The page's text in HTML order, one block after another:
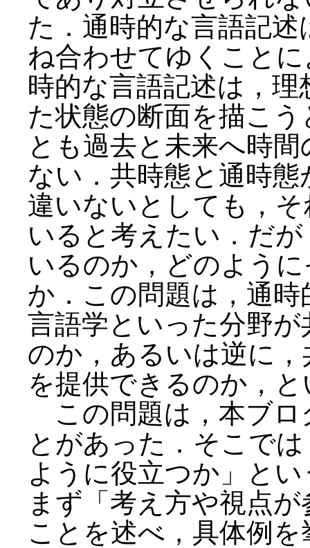
た．通時的な言語記
ね合わせてゆくこと
時的な言語記述は，
た状態の断面を描こ
とも過去と未来へ時
ない．共時態と通時
違いないとしても，
いると考えたい．だ
いるのか，どのよう
か．この問題は，通
言語学といった分野
のか，あるいは逆に
を提供できるのか，
この問題は，本ブロ
とがあった．そこで
ように役立つか」と
まず「考え方や視点
ことを述べ，具体例